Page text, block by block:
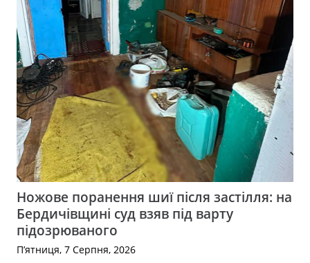
Ножове поранення шиї після застілля: на
Бердичівщині суд взяв під варту
підозрюваного
П’ятниця, 7 Серпня, 2026